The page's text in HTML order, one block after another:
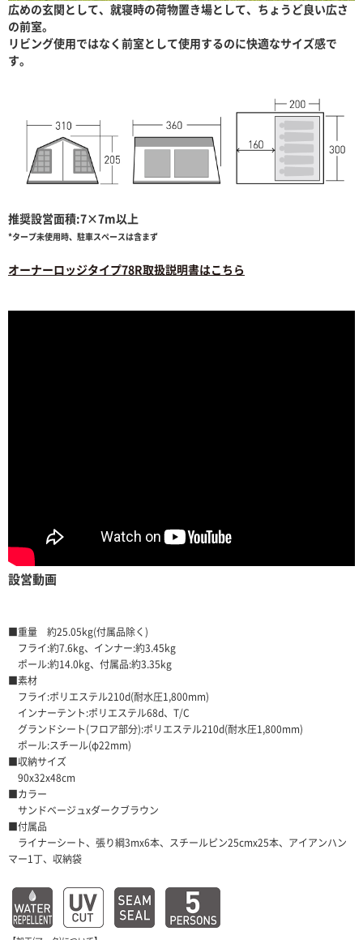
広めの玄関として、就寝時の荷物置き場として、ちょうど良い広さ
の前室。
リビング使用ではなく前室として使用するのに快適なサイズ感で
す。
推奨設営面積:7×7m以上
*タープ未使用時、駐車スペースは含まず
オーナーロッジタイプ78R取扱説明書はこちら
設営動画
■重量 約25.05kg(付属品除く)
フライ:約7.6kg、インナー:約3.45kg
ポール:約14.0kg、付属品:約3.35kg
■素材
フライ:ポリエステル210d(耐水圧1,800mm)
インナーテント:ポリエステル68d、T/C
グランドシート(フロア部分):ポリエステル210d(耐水圧1,800mm)
ポール:スチール(φ22mm)
■収納サイズ
90x32x48cm
■カラー
サンドベージュxダークブラウン
■付属品
ライナーシート、張り綱3mx6本、スチールピン25cmx25本、アイアンハン
マー1丁、収納袋